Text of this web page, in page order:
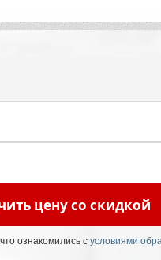
цену со скидкой
ознакомились с условиями